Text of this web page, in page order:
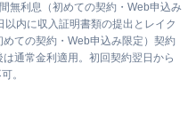
無利息（初めての契約・Web申込み
内に収入証明書類の提出とレイク
ての契約・Web申込み限定）契約
通常金利適用。初回契約翌日から
。